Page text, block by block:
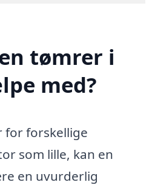
tømrer i
med?
for forskellige
som lille, kan en
en uvurderlig